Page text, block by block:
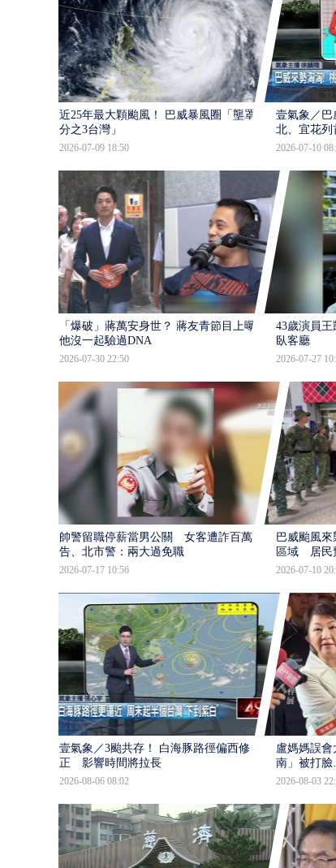
近25年最大顆颱風！ 巴威暴風圈「壟罩4
分之3台灣」
2026-07-09 18:50
壹氣象／
北、宜花列
2026-07-10
「爆破」蔣萬安身世？ 蔣友青節目上曝：
他沒一起驗過DNA
2026-07-30 22:50
43歲演員王
臥客廳
2026-07-27
帥警留職停薪當男公關 女客遭詐百萬提
告、北市警：兩大過免職
2026-07-17 10:56
巴威颱風來
區域 居民
2026-07-10
壹氣象／3颱共存！ 白海豚路徑偏西修
正 影響時間將拉長
2026-08-06 08:02
盧媽媽誤
南」被打
2026-08-03